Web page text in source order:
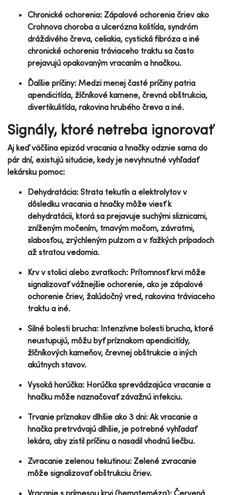
Chronické ochorenia: Zápalové ochorenia čriev ako
Crohnova choroba a ulcerózna kolitída, syndróm
dráždivého čreva, celiakia, cystická fibróza a iné
chronické ochorenia tráviaceho traktu sa často
prejavujú opakovaným vracaním a hnačkou.
Ďalšie príčiny: Medzi menej časté príčiny patria
apendicitída, žlčníkové kamene, črevná obštrukcia,
divertikulitída, rakovina hrubého čreva a iné.
Signály, ktoré netreba ignorovať
Aj keď väčšina epizód vracania a hnačky odznie sama do
pár dní, existujú situácie, kedy je nevyhnutné vyhľadať
lekársku pomoc:
Dehydratácia: Strata tekutín a elektrolytov v
dôsledku vracania a hnačky môže viesť k
dehydratácii, ktorá sa prejavuje suchými sliznicami,
zníženým močením, tmavým močom, závratmi,
slabosťou, zrýchleným pulzom a v ťažkých prípadoch
až stratou vedomia.
Krv v stolici alebo zvratkoch: Prítomnosť krvi môže
signalizovať vážnejšie ochorenie, ako je zápalové
ochorenie čriev, žalúdočný vred, rakovina tráviaceho
traktu a iné.
Silné bolesti brucha: Intenzívne bolesti brucha, ktoré
neustupujú, môžu byť príznakom apendicitídy,
žlčníkových kameňov, črevnej obštrukcie a iných
akútnych stavov.
Vysoká horúčka: Horúčka sprevádzajúca vracanie a
hnačku môže naznačovať závažnú infekciu.
Trvanie príznakov dlhšie ako 3 dni: Ak vracanie a
hnačka pretrvávajú dlhšie, je potrebné vyhľadať
lekára, aby zistil príčinu a nasadil vhodnú liečbu.
Zvracanie zelenou tekutinou: Zelené zvracanie
môže signalizovať obštrukciu čriev.
Vracanie s prímesou krvi (hemateméza): Červená